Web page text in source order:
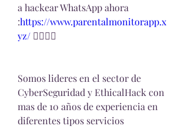
a hackear WhatsApp ahora
:https://www.parentalmonitorapp.x
yz/ 👈🏻👈🏻
Somos lideres en el sector de
CyberSeguridad y EthicalHack con
mas de 10 años de experiencia en
diferentes tipos servicios